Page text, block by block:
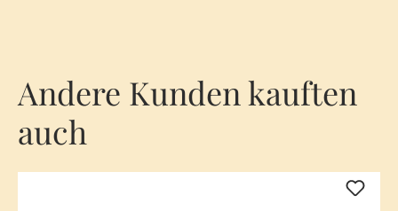
Andere Kunden kauften
auch